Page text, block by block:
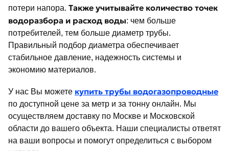
потери напора. Также учитывайте количество точек
водоразбора и расход воды: чем больше
потребителей, тем больше диаметр трубы.
Правильный подбор диаметра обеспечивает
стабильное давление, надежность системы и
экономию материалов.
У нас Вы можете купить трубы водогазопроводные
по доступной цене за метр и за тонну онлайн. Мы
осуществляем доставку по Москве и Московской
области до вашего объекта. Наши специалисты ответят
на ваши вопросы и помогут определиться с выбором